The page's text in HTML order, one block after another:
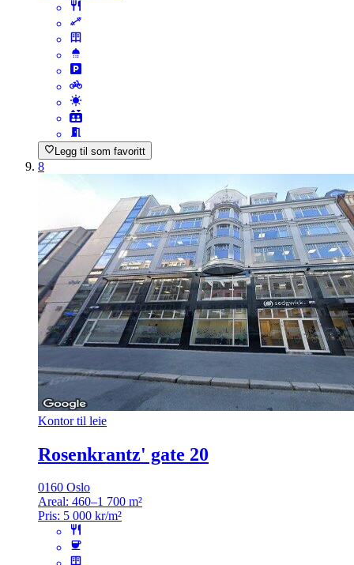
Legg til som favoritt
8
Kontor til leie
Rosenkrantz' gate 20
0160 Oslo
Areal: 460–1 700 m²
Pris: 5 000 kr/m²